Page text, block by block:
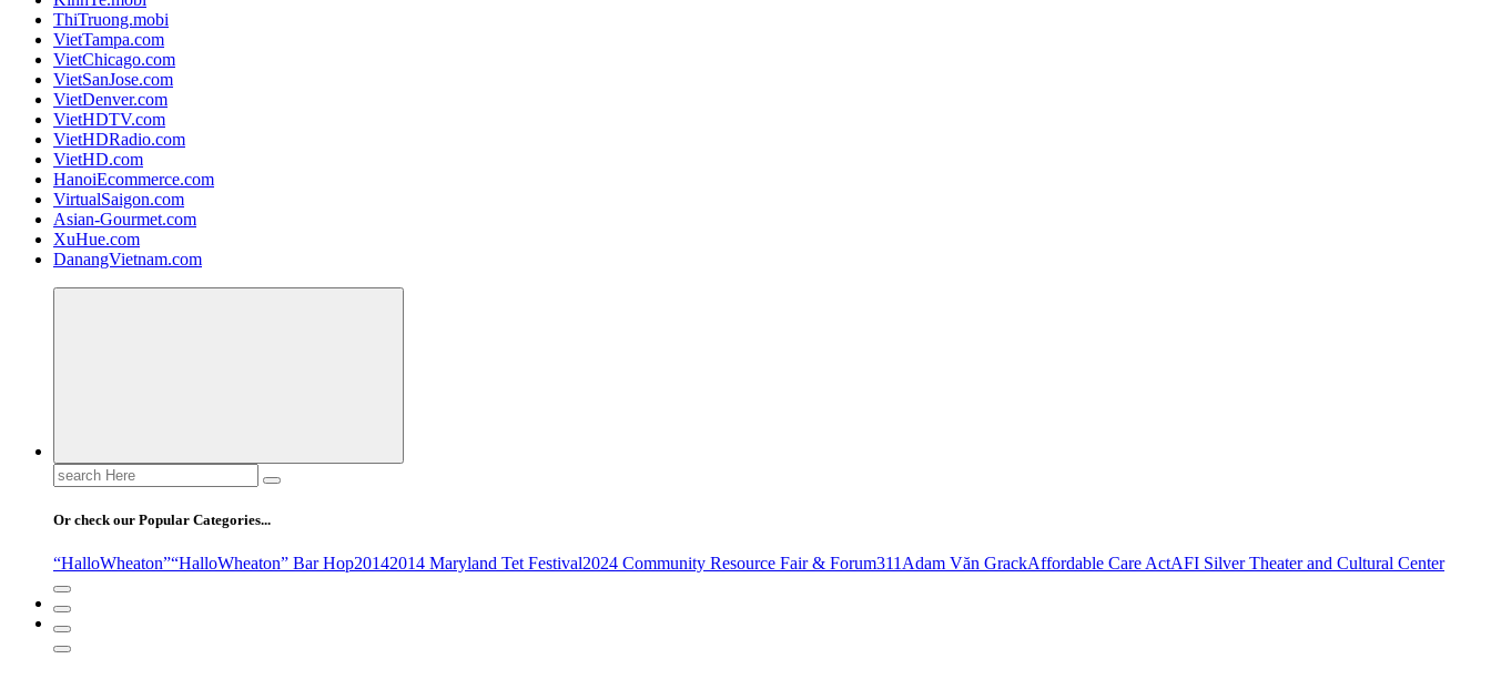
ThiTruong.mobi
VietTampa.com
VietChicago.com
VietSanJose.com
VietDenver.com
VietHDTV.com
VietHDRadio.com
VietHD.com
HanoiEcommerce.com
VirtualSaigon.com
Asian-Gourmet.com
XuHue.com
DanangVietnam.com
Search
for:
Or check our Popular Categories...
“HalloWheaton”“HalloWheaton” Bar Hop20142014 Maryland Tet Festival2024 Community Resource Fair & Forum311 Adam Văn GrackAffordable Care ActAFI Silver Theater and Cultural Center